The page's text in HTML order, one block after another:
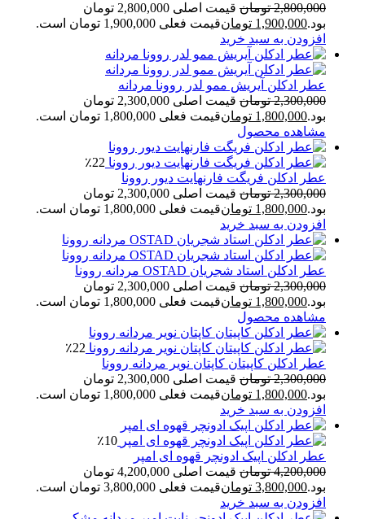
2,800,000 تومان
قیمت اصلی 2,800,000 تومان
بود.1,900,000 تومانقیمت فعلی 1,900,000 تومان است.
افزودن به سبد خرید
عطر ادکلن آیریش ممو لدر روونا مردانه
2,300,000 تومان
قیمت اصلی 2,300,000 تومان
بود.1,800,000 تومانقیمت فعلی 1,800,000 تومان است.
مشاهده محصول
٪22
عطر ادکلن فریگت فارنهایت دیور روونا
2,300,000 تومان
قیمت اصلی 2,300,000 تومان
بود.1,800,000 تومانقیمت فعلی 1,800,000 تومان است.
افزودن به سبد خرید
عطر ادکلن استاد شجریان OSTAD مردانه روونا
2,300,000 تومان
قیمت اصلی 2,300,000 تومان
بود.1,800,000 تومانقیمت فعلی 1,800,000 تومان است.
مشاهده محصول
٪22
عطر ادکلن کاپیتان کاپتان نویر مردانه روونا
2,300,000 تومان
قیمت اصلی 2,300,000 تومان
بود.1,800,000 تومانقیمت فعلی 1,800,000 تومان است.
افزودن به سبد خرید
٪10
عطر ادکلن اپیک ادونچر قهوه ای امپر
4,200,000 تومان
قیمت اصلی 4,200,000 تومان
بود.3,800,000 تومانقیمت فعلی 3,800,000 تومان است.
افزودن به سبد خرید